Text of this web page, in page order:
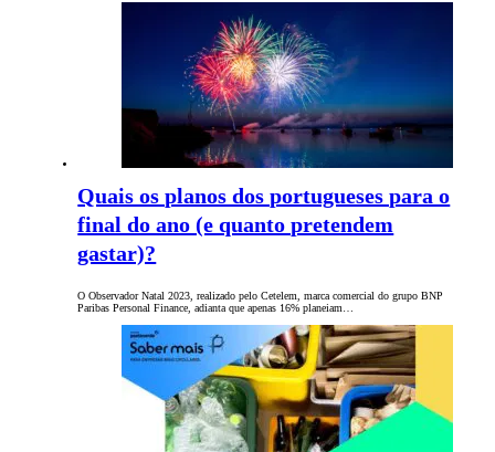
Quais os planos dos portugueses para o
final do ano (e quanto pretendem
gastar)?
O Observador Natal 2023, realizado pelo Cetelem, marca comercial do grupo BNP
Paribas Personal Finance, adianta que apenas 16% planeiam…